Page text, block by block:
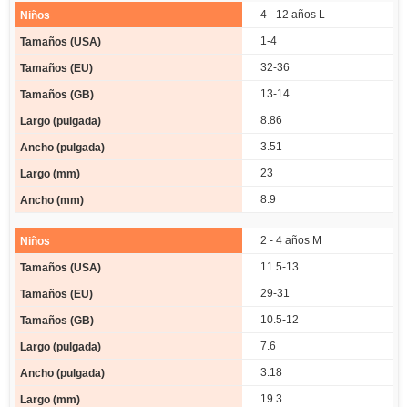
4 - 12 años L
1-4
32-36
13-14
8.86
3.51
23
8.9
2 - 4 años M
11.5-13
29-31
10.5-12
7.6
3.18
19.3